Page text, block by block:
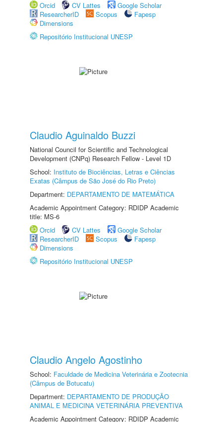
Orcid
CV Lattes
Google Scholar
ResearcherID
Scopus
Fapesp
Dimensions
Repositório Institucional UNESP
Claudio Aguinaldo Buzzi
National Council for Scientific and Technological
Development (CNPq) Research Fellow - Level 1D
School: Instituto de Biociências, Letras e Ciências
Exatas (Câmpus de São José do Rio Preto)
Department: DEPARTAMENTO DE MATEMÁTICA
Academic Appointment Category: RDIDP Academic
title: MS-6
Orcid
CV Lattes
Google Scholar
ResearcherID
Scopus
Fapesp
Dimensions
Repositório Institucional UNESP
Claudio Angelo Agostinho
School: Faculdade de Medicina Veterinária e Zootecnia
(Câmpus de Botucatu)
Department: DEPARTAMENTO DE PRODUÇÃO
ANIMAL E MEDICINA VETERINÁRIA PREVENTIVA
Academic Appointment Category: RDIDP Academic